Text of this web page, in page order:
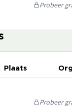
Probeer
Plaats
Probeer